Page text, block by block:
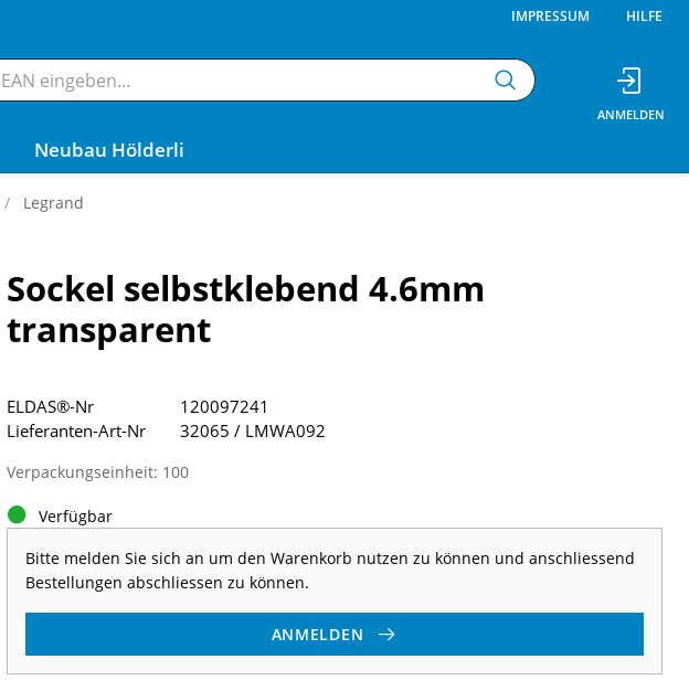
IMPRESSUM HILFE
Neubau Hölderli
Legrand
Sockel selbstklebend 4.6mm
transparent
Verpackungseinheit: 100
Verfügbar
Bitte melden Sie sich an um den Warenkorb nutzen zu können und anschliessend
Bestellungen abschliessen zu können.
ANMELDEN
ELDAS®-Nr
120097241
Lieferanten-Art-Nr
32065 / LMWA092